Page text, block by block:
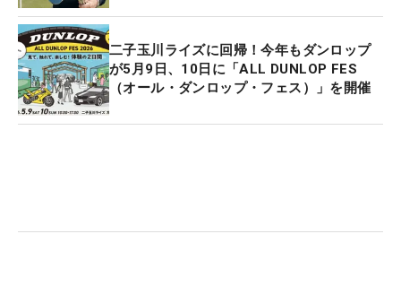
二子玉川ライズに回帰！今年もダンロップ
が5月9日、10日に「ALL DUNLOP FES
（オール・ダンロップ・フェス）」を開催